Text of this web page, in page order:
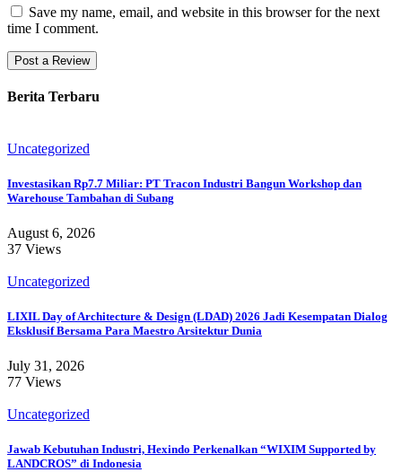
Save my name, email, and website in this browser for the next
time I comment.
Berita Terbaru
Uncategorized
Investasikan Rp7.7 Miliar: PT Tracon Industri Bangun Workshop dan
Warehouse Tambahan di Subang
August 6, 2026
37 Views
Uncategorized
LIXIL Day of Architecture & Design (LDAD) 2026 Jadi Kesempatan Dialog
Eksklusif Bersama Para Maestro Arsitektur Dunia
July 31, 2026
77 Views
Uncategorized
Jawab Kebutuhan Industri, Hexindo Perkenalkan “WIXIM Supported by
LANDCROS” di Indonesia